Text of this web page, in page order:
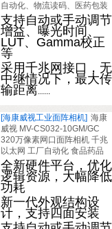
自动化、物流读码、医药包装
支持自动或手动调节
增益、曝光时间、
LUT、Gamma校正
等
采用千兆网接口，无
中继情况下，最大传
输距离......
[海康威视工业面阵相机] 海康
威视 MV-CS032-10GM/GC
320万像素网口面阵相机 千兆
以太网 工厂自动化 食品药品
全新硬件平台，优化
逻辑资源，大幅降低
功耗
新一代外观结构设
计，支持四面安装